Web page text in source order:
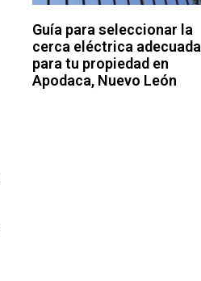
Guía para seleccionar la
cerca eléctrica adecuada
para tu propiedad en
Apodaca, Nuevo León